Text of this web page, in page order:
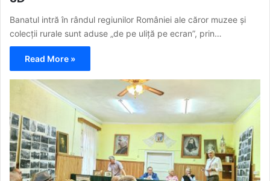
Banatul intră în rândul regiunilor României ale căror muzee și
colecții rurale sunt aduse „de pe uliță pe ecran”, prin…
Read More »